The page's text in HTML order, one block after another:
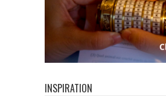
INSPIRATION